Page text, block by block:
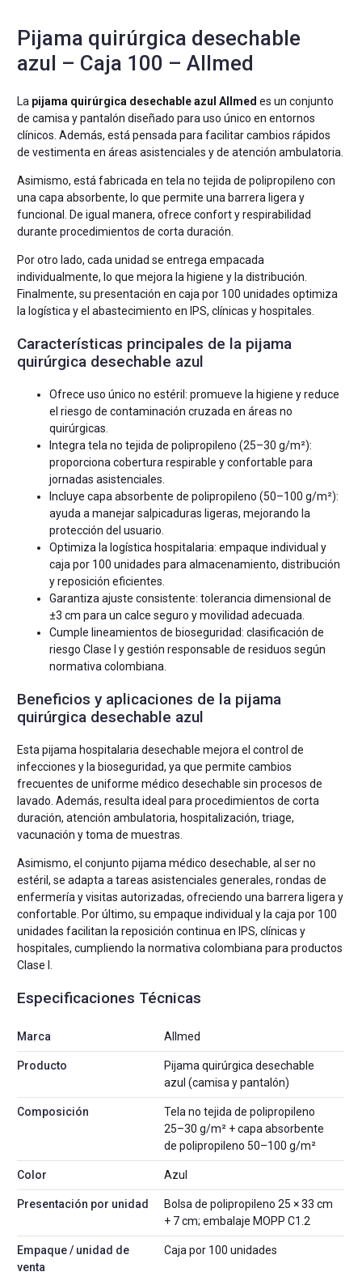
Pijama quirúrgica desechable
azul – Caja 100 – Allmed
La pijama quirúrgica desechable azul Allmed es un conjunto
de camisa y pantalón diseñado para uso único en entornos
clínicos. Además, está pensada para facilitar cambios rápidos
de vestimenta en áreas asistenciales y de atención ambulatoria.
Asimismo, está fabricada en tela no tejida de polipropileno con
una capa absorbente, lo que permite una barrera ligera y
funcional. De igual manera, ofrece confort y respirabilidad
durante procedimientos de corta duración.
Por otro lado, cada unidad se entrega empacada
individualmente, lo que mejora la higiene y la distribución.
Finalmente, su presentación en caja por 100 unidades optimiza
la logística y el abastecimiento en IPS, clínicas y hospitales.
Características principales de la pijama
quirúrgica desechable azul
Ofrece uso único no estéril: promueve la higiene y reduce
el riesgo de contaminación cruzada en áreas no
quirúrgicas.
Integra tela no tejida de polipropileno (25–30 g/m²):
proporciona cobertura respirable y confortable para
jornadas asistenciales.
Incluye capa absorbente de polipropileno (50–100 g/m²):
ayuda a manejar salpicaduras ligeras, mejorando la
protección del usuario.
Optimiza la logística hospitalaria: empaque individual y
caja por 100 unidades para almacenamiento, distribución
y reposición eficientes.
Garantiza ajuste consistente: tolerancia dimensional de
±3 cm para un calce seguro y movilidad adecuada.
Cumple lineamientos de bioseguridad: clasificación de
riesgo Clase I y gestión responsable de residuos según
normativa colombiana.
Beneficios y aplicaciones de la pijama
quirúrgica desechable azul
Esta pijama hospitalaria desechable mejora el control de
infecciones y la bioseguridad, ya que permite cambios
frecuentes de uniforme médico desechable sin procesos de
lavado. Además, resulta ideal para procedimientos de corta
duración, atención ambulatoria, hospitalización, triage,
vacunación y toma de muestras.
Asimismo, el conjunto pijama médico desechable, al ser no
estéril, se adapta a tareas asistenciales generales, rondas de
enfermería y visitas autorizadas, ofreciendo una barrera ligera y
confortable. Por último, su empaque individual y la caja por 100
unidades facilitan la reposición continua en IPS, clínicas y
hospitales, cumpliendo la normativa colombiana para productos
Clase I.
Especificaciones Técnicas
Marca Allmed
Producto
Pijama quirúrgica desechable
azul (camisa y pantalón)
Composición
Tela no tejida de polipropileno
25–30 g/m² + capa absorbente
de polipropileno 50–100 g/m²
Color Azul
Presentación por unidad
Bolsa de polipropileno 25 × 33 cm
+ 7 cm; embalaje MOPP C1.2
Empaque / unidad de
venta
Caja por 100 unidades